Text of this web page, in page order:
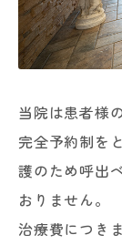
当院は患者様
完全予約制を
護のため呼出
おりません。
治療費につき